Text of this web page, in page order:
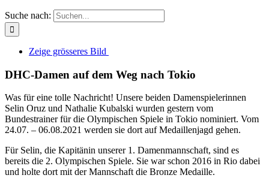
Suche nach:
Zeige grösseres Bild
DHC-Damen auf dem Weg nach Tokio
Was für eine tolle Nachricht! Unsere beiden Damenspielerinnen
Selin Oruz und Nathalie Kubalski wurden gestern vom
Bundestrainer für die Olympischen Spiele in Tokio nominiert. Vom
24.07. – 06.08.2021 werden sie dort auf Medaillenjagd gehen.
Für Selin, die Kapitänin unserer 1. Damenmannschaft, sind es
bereits die 2. Olympischen Spiele. Sie war schon 2016 in Rio dabei
und holte dort mit der Mannschaft die Bronze Medaille.